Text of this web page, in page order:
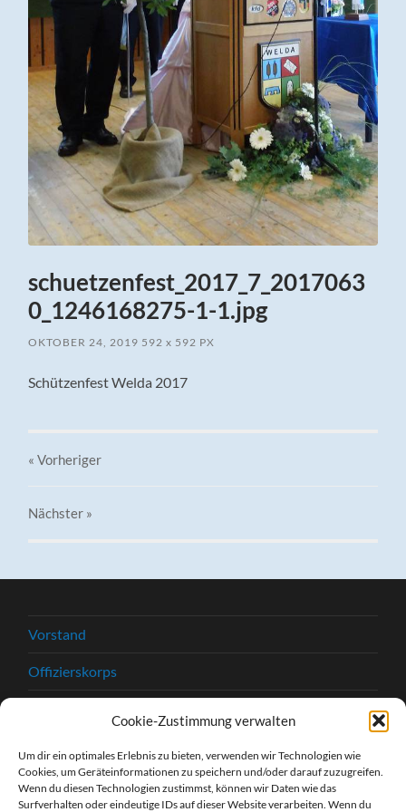
Cookie-Zustimmung verwalten
Um dir ein optimales Erlebnis zu bieten, verwenden wir Technologien wie
Cookies, um Geräteinformationen zu speichern und/oder darauf zuzugreifen.
Wenn du diesen Technologien zustimmst, können wir Daten wie das
Surfverhalten oder eindeutige IDs auf dieser Website verarbeiten. Wenn du
schuetzenfest_2017_7_2017063
0_1246168275-1-1.jpg
OKTOBER 24, 2019 592x 592 PX
Schützenfest Welda 2017
« Vorheriger
Nächster »
Vorstand
Offizierskorps
Beitrittserklärung